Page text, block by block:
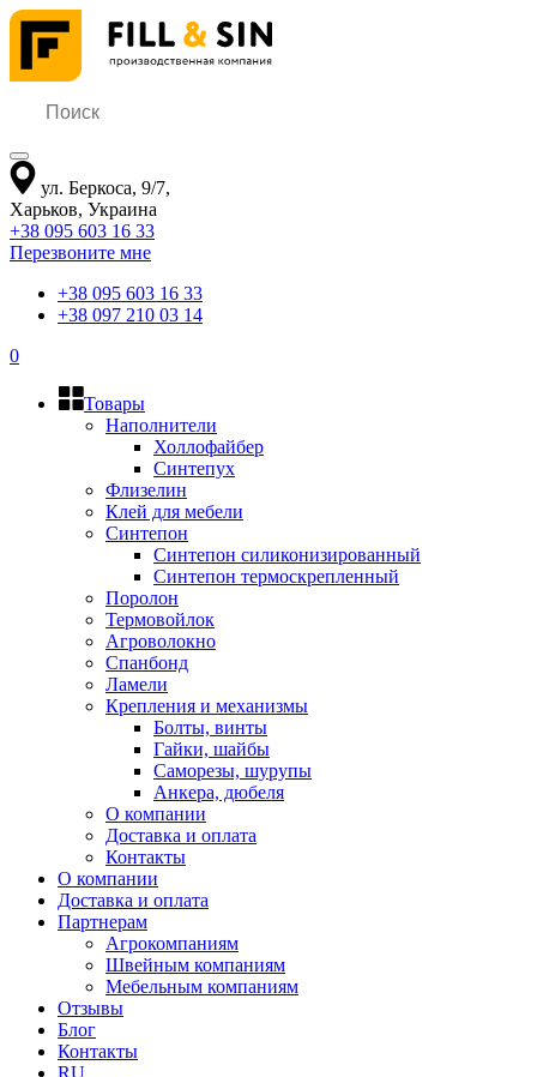
ул. Беркоса, 9/7,
Харьков, Украина
+38 095 603 16 33
Перезвоните мне
+38 095 603 16 33
+38 097 210 03 14
0
Товары
Наполнители
Холлофайбер
Синтепух
Флизелин
Клей для мебели
Синтепон
Синтепон силиконизированный
Синтепон термоскрепленный
Поролон
Термовойлок
Агроволокно
Спанбонд
Ламели
Крепления и механизмы
Болты, винты
Гайки, шайбы
Саморезы, шурупы
Анкера, дюбеля
О компании
Доставка и оплата
Контакты
О компании
Доставка и оплата
Партнерам
Агрокомпаниям
Швейным компаниям
Мебельным компаниям
Отзывы
Блог
Контакты
RU